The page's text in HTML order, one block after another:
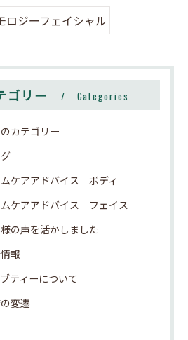
ロジーフェイシャル
ゴリー Categories
カテゴリー
ケアアドバイス ボディ
ケアアドバイス フェイス
の声を活かしました
報
ティーについて
変遷